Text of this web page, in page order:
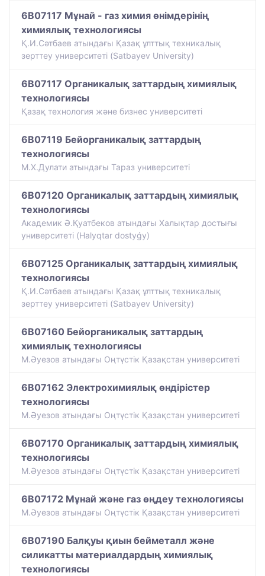
6B07117 Мұнай - газ химия өнімдерінің
химиялық технологиясы
Қ.И.Сәтбаев атындағы Қазақ ұлттық техникалық
зерттеу университеті (Satbayev University)
6B07117 Органикалық заттардың химиялық
технологиясы
Қазақ технология және бизнес университеті
6B07119 Бейорганикалық заттардың
технологиясы
М.Х.Дулати атындағы Тараз университеті
6B07120 Органикалық заттардың химиялық
технологиясы
Академик Ә.Қуатбеков атындағы Халықтар достығы
университеті (Halyqtar dostyǵy)
6B07125 Органикалық заттардың химиялық
технологиясы
Қ.И.Сәтбаев атындағы Қазақ ұлттық техникалық
зерттеу университеті (Satbayev University)
6B07160 Бейорганикалық заттардың
химиялық технологиясы
М.Әуезов атындағы Оңтүстік Қазақстан университеті
6B07162 Электрохимиялық өндірістер
технологиясы
М.Әуезов атындағы Оңтүстік Қазақстан университеті
6B07170 Органикалық заттардың химиялық
технологиясы
М.Әуезов атындағы Оңтүстік Қазақстан университеті
6B07172 Мұнай және газ өңдеу технологиясы
М.Әуезов атындағы Оңтүстік Қазақстан университеті
6B07190 Балқуы қиын бейметалл және
силикатты материалдардың химиялық
технологиясы